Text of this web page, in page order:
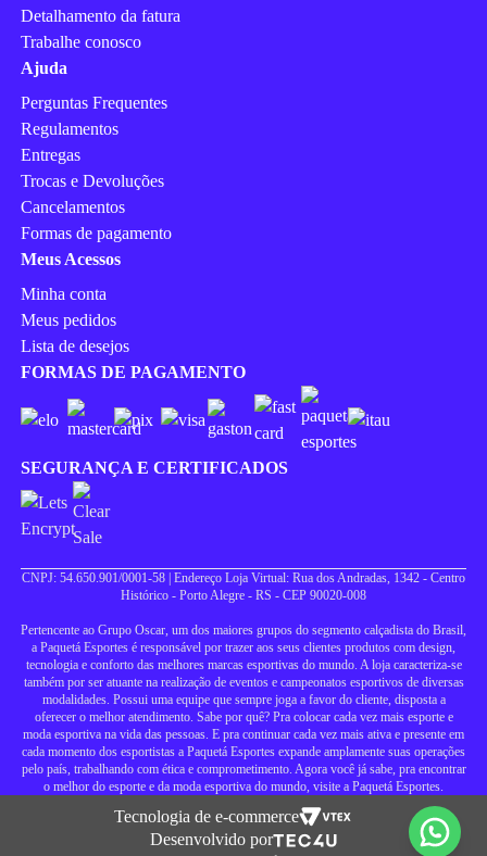
Detalhamento da fatura
Trabalhe conosco
Ajuda
Perguntas Frequentes
Regulamentos
Entregas
Trocas e Devoluções
Cancelamentos
Formas de pagamento
Meus Acessos
Minha conta
Meus pedidos
Lista de desejos
FORMAS DE PAGAMENTO
SEGURANÇA E CERTIFICADOS
CNPJ: 54.650.901/0001-58 | Endereço Loja Virtual: Rua dos Andradas, 1342 - Centro
Histórico - Porto Alegre - RS - CEP 90020-008
Pertencente ao Grupo Oscar, um dos maiores grupos do segmento calçadista do Brasil,
a Paquetá Esportes é responsável por trazer aos seus clientes produtos com design,
tecnologia e conforto das melhores marcas esportivas do mundo. A loja caracteriza-se
também por ser atuante na realização de eventos e campeonatos esportivos de diversas
modalidades. Possui uma equipe que sempre joga a favor do cliente, disposta a
oferecer o melhor atendimento. Sabe por quê? Pra colocar cada vez mais esporte e
moda esportiva na vida das pessoas. E pra continuar cada vez mais ativa e presente em
cada momento dos esportistas a Paquetá Esportes expande amplamente suas operações
pelo país, trabalhando com ética e comprometimento. Agora você já sabe, pra encontrar
o melhor do esporte e da moda esportiva do mundo, visite a Paquetá Esportes.
Tecnologia de e-commerce
Desenvolvido por